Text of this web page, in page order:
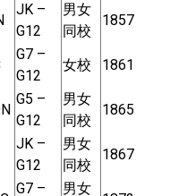
JK –
G12
男女
同校
1857
G7 –
G12
女校
1861
G5 –
G12
男女
同校
1865
JK –
G12
男女
同校
1867
G7 –
男女